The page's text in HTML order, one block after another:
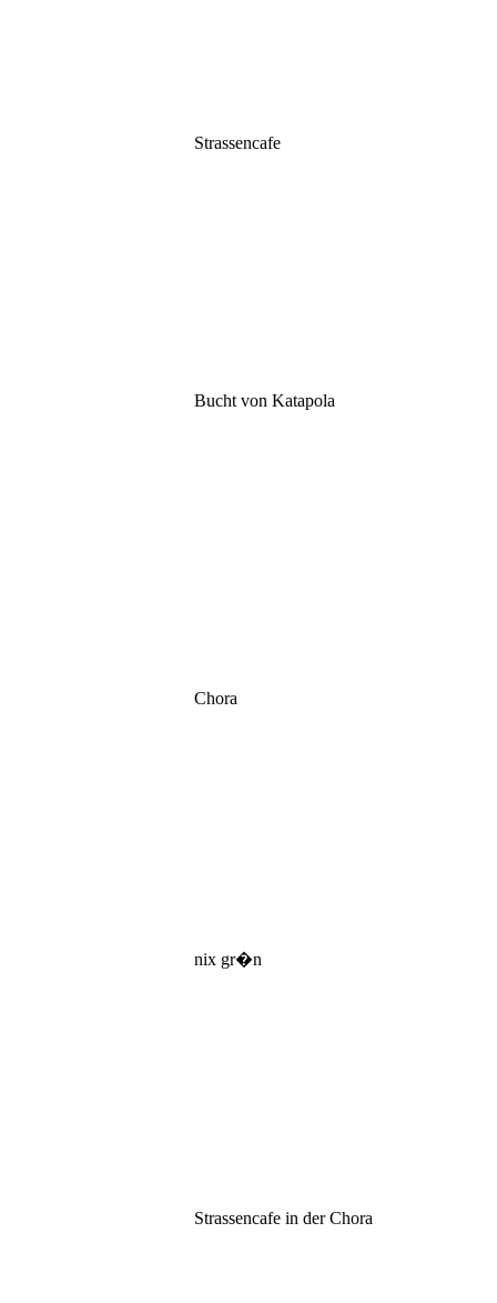
Strassencafe
Bucht von Katapola
Chora
nix gr�n
Strassencafe in der Chora